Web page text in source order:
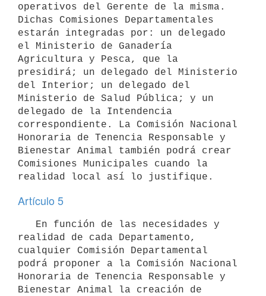
operativos del Gerente de la misma.
Dichas Comisiones Departamentales
estarán integradas por: un delegado
el Ministerio de Ganadería
Agricultura y Pesca, que la
presidirá; un delegado del Ministerio
del Interior; un delegado del
Ministerio de Salud Pública; y un
delegado de la Intendencia
correspondiente. La Comisión Nacional
Honoraria de Tenencia Responsable y
Bienestar Animal también podrá crear
Comisiones Municipales cuando la
Artículo 5
realidad de cada Departamento,
cualquier Comisión Departamental
podrá proponer a la Comisión Nacional
Honoraria de Tenencia Responsable y
Bienestar Animal la creación de